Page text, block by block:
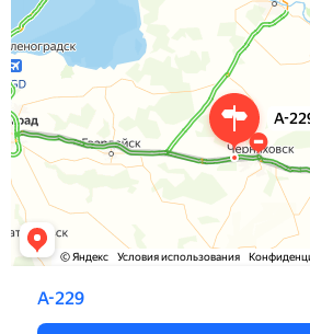
А-229 — Яндекс Карты